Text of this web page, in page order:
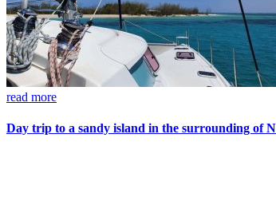
read more
Day trip to a sandy island in the surrounding of